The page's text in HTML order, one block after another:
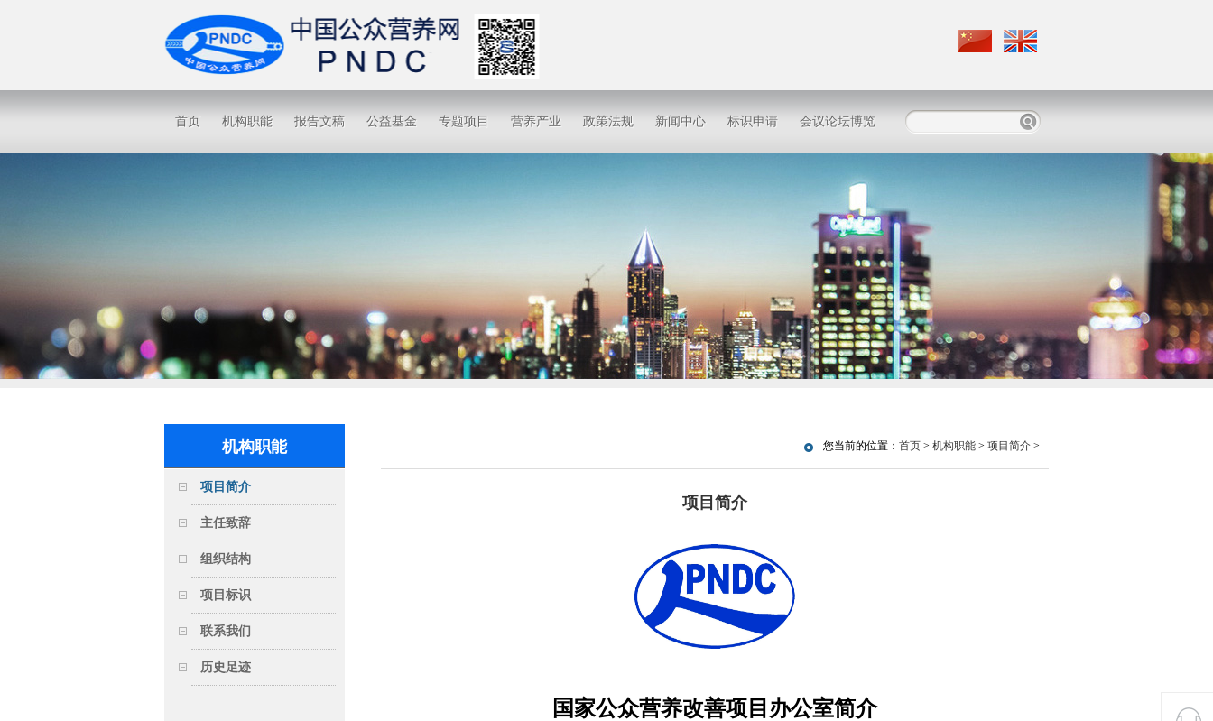
首页 机构职能 报告文稿 公益基金 专题项目 营养产业 政策法规 新闻中心 标识申请 会议论坛博览
机构职能
项目简介
主任致辞
组织结构
项目标识
联系我们
历史足迹
您当前的位置： 首页 > 机构职能 > 项目简介 >
项目简介
国家公众营养改善项目办公室简介